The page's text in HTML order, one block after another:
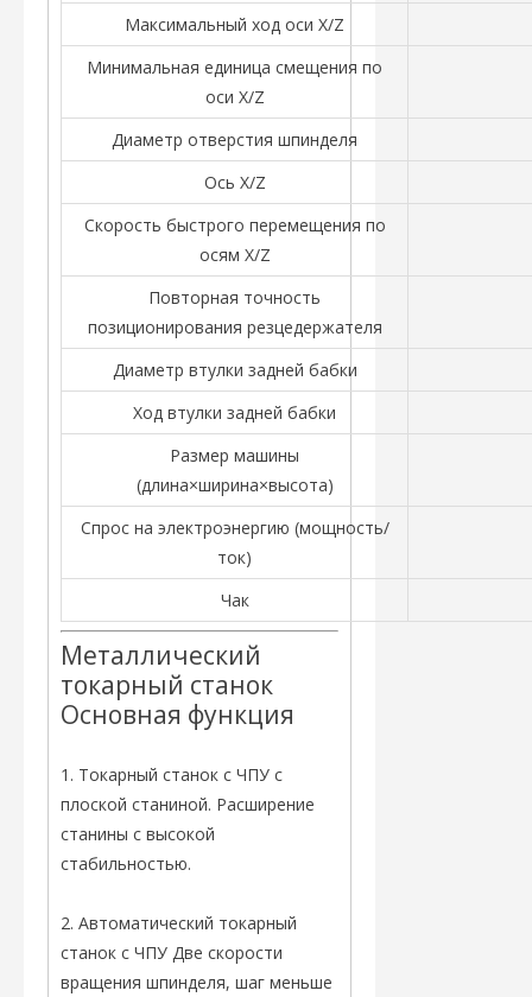
Максимальный ход оси X/Z
Минимальная единица смещения по
оси X/Z
Диаметр отверстия шпинделя
Ось X/Z
Скорость быстрого перемещения по
осям X/Z
Повторная точность
позиционирования резцедержателя
Диаметр втулки задней бабки
Ход втулки задней бабки
Размер машины
(длина×ширина×высота)
Спрос на электроэнергию (мощность/
ток)
Чак
Металлический
токарный станок
Основная функция
1. Токарный станок с ЧПУ с
плоской станиной. Расширение
станины с высокой
стабильностью.
2. Автоматический токарный
станок с ЧПУ Две скорости
вращения шпинделя, шаг меньше